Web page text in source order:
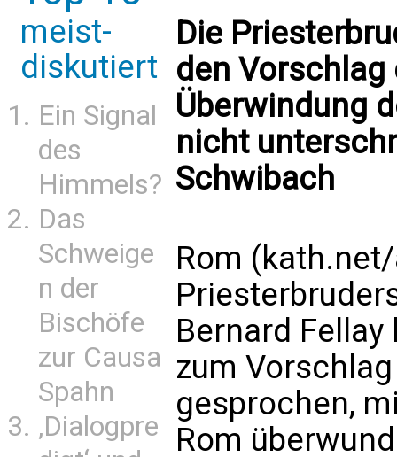
meist-
diskutiert
Ein Signal
des
Himmels?
Das
Schweige
n der
Bischöfe
zur Causa
Spahn
‚Dialogpre
Die
den Vorschlag
Überwindung
nicht
Schwibach
Rom
Bernard Fellay
zum
gesprochen,
Rom